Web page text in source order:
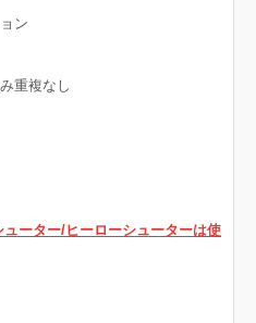
ン
重複なし
ーター/ヒーローシューターは使